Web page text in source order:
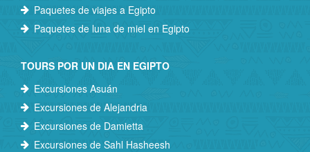
Paquetes de viajes a Egipto
Paquetes de luna de miel en Egipto
TOURS POR UN DIA EN EGIPTO
Excursiones Asuán
Excursiones de Alejandria
Excursiones de Damietta
Excursiones de Sahl Hasheesh